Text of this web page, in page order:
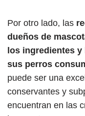
Por otro lado, las
dueños de
los ingredientes y
sus perros
puede ser una
conservantes y
encuentran en las